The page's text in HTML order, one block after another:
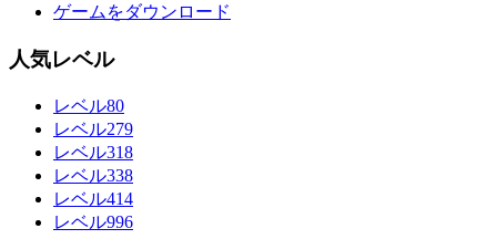
ゲームをダウンロード
人気レベル
レベル80
レベル279
レベル318
レベル338
レベル414
レベル996